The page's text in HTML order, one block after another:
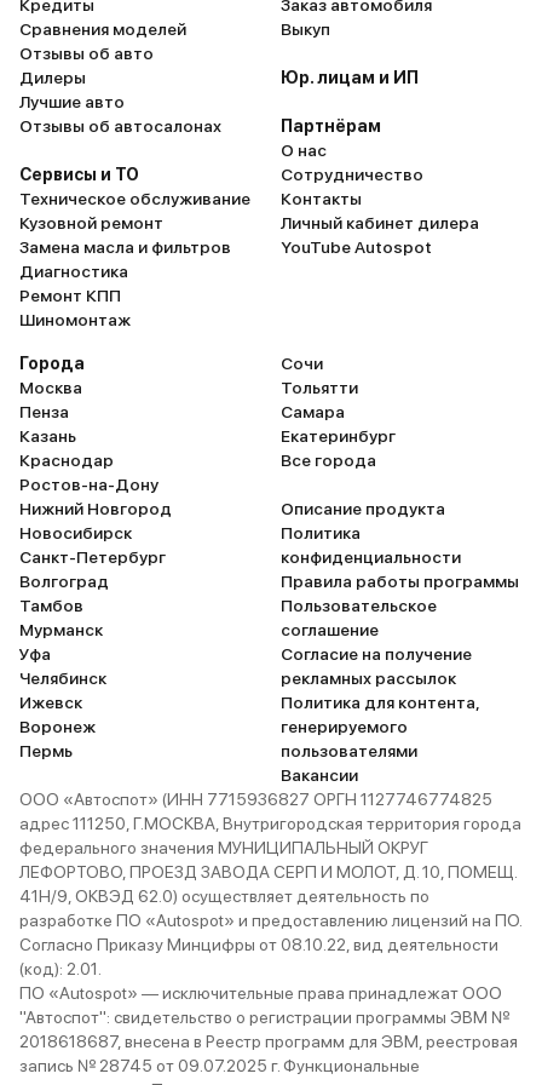
Кредиты
Сравнения моделей
Отзывы об авто
Дилеры
Лучшие авто
Отзывы об автосалонах
Сервисы и ТО
Техническое обслуживание
Кузовной ремонт
Замена масла и фильтров
Диагностика
Ремонт КПП
Шиномонтаж
Заказ автомобиля
Выкуп
Юр. лицам и ИП
Партнёрам
О нас
Сотрудничество
Контакты
Личный кабинет дилера
YouTube Autospot
Города
Москва
Пенза
Казань
Краснодар
Ростов-на-Дону
Нижний Новгород
Новосибирск
Санкт-Петербург
Волгоград
Тамбов
Мурманск
Уфа
Челябинск
Ижевск
Воронеж
Пермь
Сочи
Тольятти
Самара
Екатеринбург
Все города
Описание продукта
Политика
конфиденциальности
Правила работы программы
Пользовательское
соглашение
Согласие на получение
рекламных рассылок
Политика для контента,
генерируемого
пользователями
Вакансии
ООО «Автоспот» (ИНН 7715936827 ОРГН 1127746774825
адрес 111250, Г.МОСКВА, Внутригородская территория города
федерального значения МУНИЦИПАЛЬНЫЙ ОКРУГ
ЛЕФОРТОВО, ПРОЕЗД ЗАВОДА СЕРП И МОЛОТ, Д. 10, ПОМЕЩ.
41Н/9, ОКВЭД 62.0) осуществляет деятельность по
разработке ПО «Autospot» и предоставлению лицензий на ПО.
Согласно Приказу Минцифры от 08.10.22, вид деятельности
(код): 2.01.
ПО «Autospot» — исключительные права принадлежат ООО
"Автоспот": свидетельство о регистрации программы ЭВМ №
2018618687, внесена в Реестр программ для ЭВМ, реестровая
запись № 28745 от 09.07.2025 г. Функциональные